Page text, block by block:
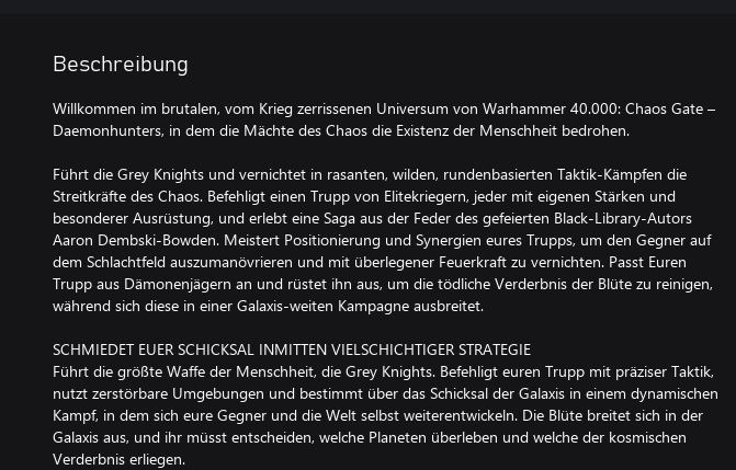
Beschreibung
Willkommen im brutalen, vom Krieg zerrissenen Universum von Warhammer 40.000: Chaos Gate –
Daemonhunters, in dem die Mächte des Chaos die Existenz der Menschheit bedrohen.
Führt die Grey Knights und vernichtet in rasanten, wilden, rundenbasierten Taktik-Kämpfen die
Streitkräfte des Chaos. Befehligt einen Trupp von Elitekriegern, jeder mit eigenen Stärken und
besonderer Ausrüstung, und erlebt eine Saga aus der Feder des gefeierten Black-Library-Autors
Aaron Dembski-Bowden. Meistert Positionierung und Synergien eures Trupps, um den Gegner auf
dem Schlachtfeld auszumanövrieren und mit überlegener Feuerkraft zu vernichten. Passt Euren
Trupp aus Dämonenjägern an und rüstet ihn aus, um die tödliche Verderbnis der Blüte zu reinigen,
während sich diese in einer Galaxis-weiten Kampagne ausbreitet.
SCHMIEDET EUER SCHICKSAL INMITTEN VIELSCHICHTIGER STRATEGIE
Führt die größte Waffe der Menschheit, die Grey Knights. Befehligt euren Trupp mit präziser Taktik,
nutzt zerstörbare Umgebungen und bestimmt über das Schicksal der Galaxis in einem dynamischen
Kampf, in dem sich eure Gegner und die Welt selbst weiterentwickeln. Die Blüte breitet sich in der
Galaxis aus, und ihr müsst entscheiden, welche Planeten überleben und welche der kosmischen
Verderbnis erliegen.